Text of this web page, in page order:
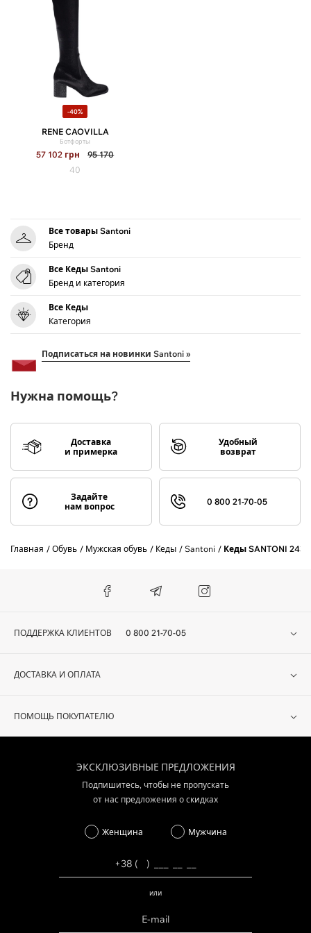
-40%
RENE CAOVILLA
Ботфорты
57 102 грн
95 170
40
Все товары Santoni
Бренд
Все Кеды Santoni
Бренд и категория
Все Кеды
Категория
Подписаться на новинки Santoni »
Нужна помощь?
Доставка
и примерка
Удобный
возврат
Задайте
нам вопрос
0 800 21-70-05
Главная Обувь Мужская обувь Кеды Santoni Кеды SANTONI
ПОДДЕРЖКА КЛИЕНТОВ 0 800 21-70-05
ДОСТАВКА И ОПЛАТА
ПОМОЩЬ ПОКУПАТЕЛЮ
ЭКСКЛЮЗИВНЫЕ ПРЕДЛОЖЕНИЯ
Подпишитесь, чтобы не пропускать
от нас предложения о скидках
Женщина Мужчина
или